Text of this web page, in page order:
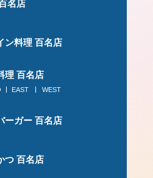
名店
ン料理 百名店
理 百名店
EAST WEST
ーガー 百名店
つ 百名店
唸る「菱田屋」日本一の生姜焼き